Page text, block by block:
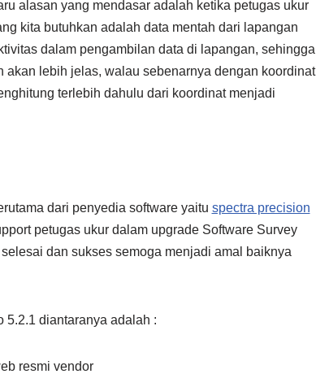
alasan yang mendasar adalah ketika petugas ukur
kita butuhkan adalah data mentah dari lapangan
dalam pengambilan data di lapangan, sehingga
lebih jelas, walau sebenarnya dengan koordinat
terlebih dahulu dari koordinat menjadi
dari penyedia software yaitu spectra precision
petugas ukur dalam upgrade Software Survey
dan sukses semoga menjadi amal baiknya
5.2.1 diantaranya adalah :
resmi vendor